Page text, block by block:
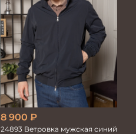
8 900 ₽
24893 Ветровка мужская синий